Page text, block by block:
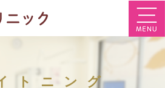
トニング